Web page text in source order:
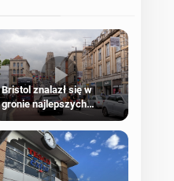
Bristol znalazł się w
gronie najlepszych
kierunków podróży na
świecie